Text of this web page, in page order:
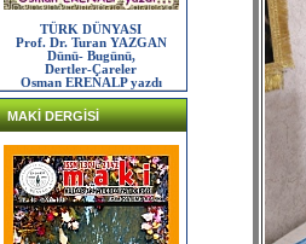
TÜRK DÜNYASI
Prof. Dr. Turan YAZGAN
Dünü- Bugünü,
Dertler-Çareler
Osman ERENALP yazdı
MAKİ DERGİSİ